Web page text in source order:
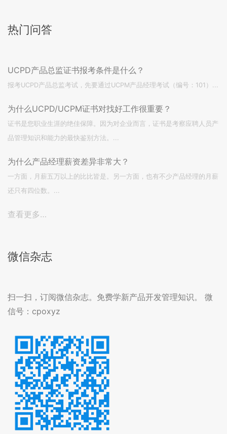
热门问答
UCPD产品总监证书报考条件是什么？
报考UCPD产品总监考试，先要通过UCPM产品经理考试（编号：101）...
为什么UCPD/UCPM证书对找好工作很重要？
证书是您职业生涯的绝佳保障。因为对企业而言，证书是考察应聘人员产
品管理知识和能力的最快鉴别方法。...
为什么产品经理薪资差异非常大？
一方面，月薪五万以上的比比皆是。另一方面，也有不少产品经理的月薪
还只有四位数。...
查看更多…
微信杂志
扫一扫，订阅微信杂志。免费学新产品开发管理知识。 微
信号：cpoxyz